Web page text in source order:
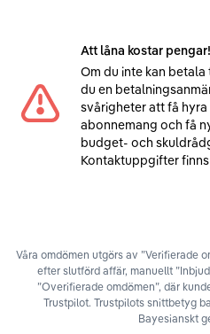
Att låna kostar pengar!
Om du inte kan
du en
svårigheter att få
abonnemang och få
budget- och
Kontaktuppgifter
Våra omdömen utgörs av ”Verifierade
efter slutförd affär, manuellt
”Overifierade omdömen”, där
Trustpilot. Trustpilots snittbetyg
Bayesianskt